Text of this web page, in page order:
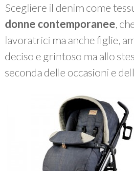
Scegliere il denim come
donne contemporanee,
lavoratrici ma anche figlie,
deciso e grintoso ma allo
seconda delle occasioni e